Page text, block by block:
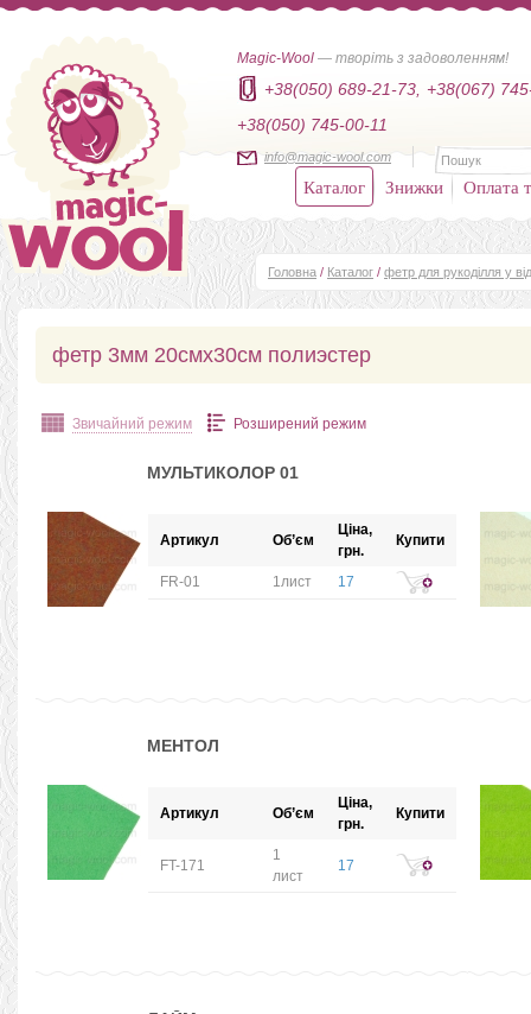
Magic-Wool — творіть з задоволенням!
+38(050) 689-21-73,
+38(067)
+38(050) 745-00-11
info@magic-wool.com
Каталог Знижки Оплата
Головна / Каталог / фетр для рукоділля у
фетр 3мм 20смх30см полиэстер
Звичайний режим Розширений режим
МУЛЬТИКОЛОР 01
Артикул Об’єм
Ціна,
грн.
Купити
FR-01 1лист 17
МЕНТОЛ
Артикул Об’єм
Ціна,
грн.
Купити
FT-171
1
лист
17